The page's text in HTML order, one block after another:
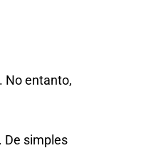
No entanto,
De simples